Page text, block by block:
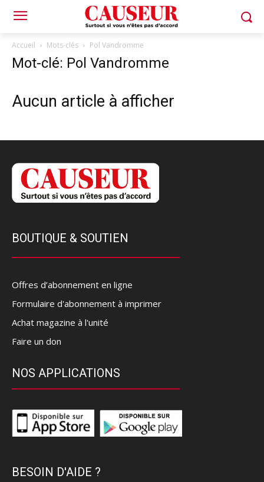
Accueil Mots-clés Pol Vandromme
Mot-clé: Pol Vandromme
Aucun article à afficher
BOUTIQUE & SOUTIEN
Offres d’abonnement en ligne
Formulaire d'abonnement à imprimer
Achat magazine à l'unité
Faire un don
NOS APPLICATIONS
BESOIN D'AIDE ?